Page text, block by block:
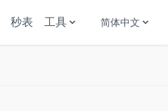
秒表 工具 简体中文